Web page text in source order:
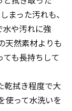
まった汚れも、
水や汚れに強
天然素材よりも
も長持ちして
乾拭き程度で大
使って水洗いを